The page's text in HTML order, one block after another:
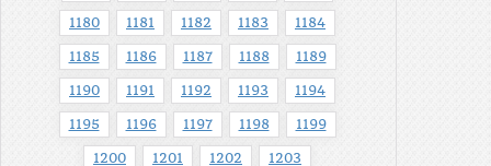
1180 1181 1182 1183 1184
1185 1186 1187 1188 1189
1190 1191 1192 1193 1194
1195 1196 1197 1198 1199
1200 1201 1202 1203